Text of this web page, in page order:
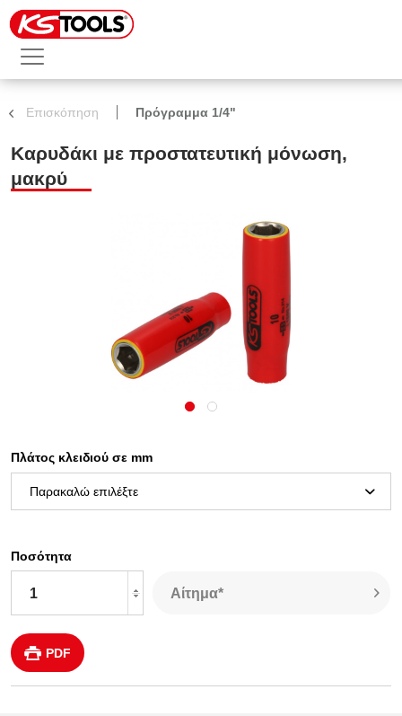
Επισκόπηση Πρόγραμμα 1/4"
Καρυδάκι με προστατευτική μόνωση,
μακρύ
Πλάτος κλειδιού σε mm
Ποσότητα
Αίτημα*
PDF